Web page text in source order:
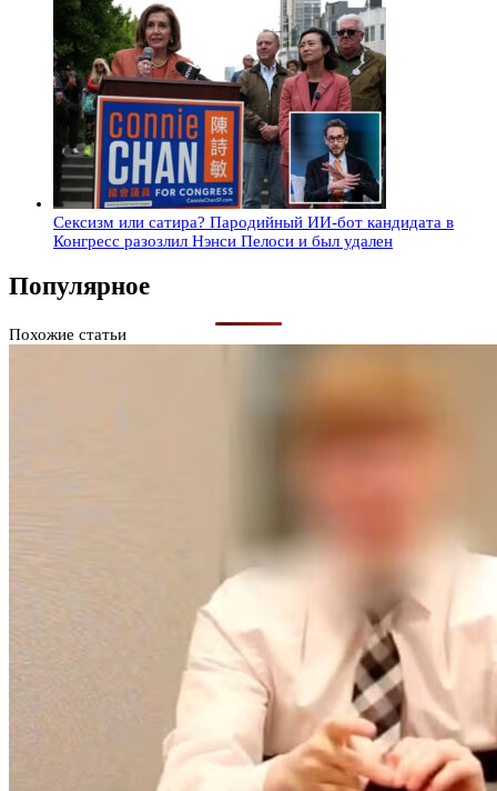
Сексизм или сатира? Пародийный ИИ-бот кандидата в
Конгресс разозлил Нэнси Пелоси и был удален
Популярное
Похожие статьи